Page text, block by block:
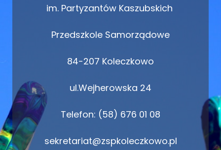
im. Partyzantów Kaszubskich
Przedszkole Samorządowe
84-207 Koleczkowo
ul.Wejherowska 24
Telefon: (58) 676 01 08
sekretariat@zspkoleczkowo.pl